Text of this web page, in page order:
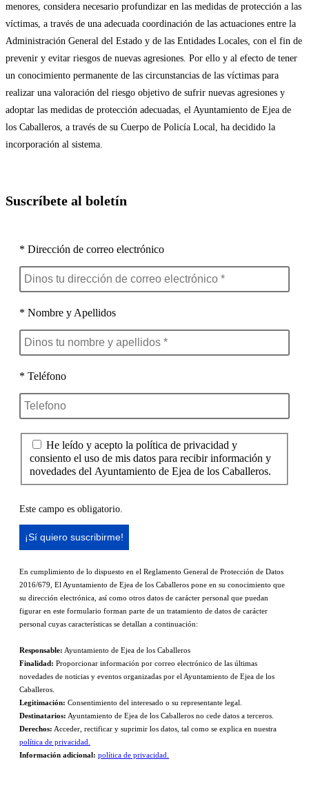
menores, considera necesario profundizar en las medidas de protección a las
víctimas, a través de una adecuada coordinación de las actuaciones entre la
Administración General del Estado y de las Entidades Locales, con el fin de
prevenir y evitar riesgos de nuevas agresiones. Por ello y al efecto de tener
un conocimiento permanente de las circunstancias de las víctimas para
realizar una valoración del riesgo objetivo de sufrir nuevas agresiones y
adoptar las medidas de protección adecuadas, el Ayuntamiento de Ejea de
los Caballeros, a través de su Cuerpo de Policía Local, ha decidido la
incorporación al sistema.
Suscríbete al boletín
* Dirección de correo electrónico
* Nombre y Apellidos
* Teléfono
He leído y acepto la política de privacidad y
consiento el uso de mis datos para recibir información y
novedades del Ayuntamiento de Ejea de los Caballeros.
Este campo es obligatorio.
En cumplimiento de lo dispuesto en el Reglamento General de Protección de Datos
2016/679, El Ayuntamiento de Ejea de los Caballeros pone en su conocimiento que
su dirección electrónica, así como otros datos de carácter personal que puedan
figurar en este formulario forman parte de un tratamiento de datos de carácter
personal cuyas características se detallan a continuación:
Responsable: Ayuntamiento de Ejea de los Caballeros
Finalidad: Proporcionar información por correo electrónico de las últimas
novedades de noticias y eventos organizadas por el Ayuntamiento de Ejea de los
Caballeros.
Legitimación: Consentimiento del interesado o su representante legal.
Destinatarios: Ayuntamiento de Ejea de los Caballeros no cede datos a terceros.
Derechos: Acceder, rectificar y suprimir los datos, tal como se explica en nuestra
política de privacidad.
Información adicional: política de privacidad.